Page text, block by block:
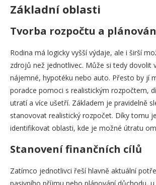
Základní oblasti
Tvorba rozpočtu a
Rodina má logicky vyšší výdaje, ale i širší
zdrojů než jednotlivec. Může si tedy dovolit
nájemné, hypotéku nebo auto. Přesto by jí
poradce pomoci s realistickým rozpočtem,
utratí a více ušetří. Základem je pravidelně
stanovovat realistický rozpočet. Díky tomu
identifikovat oblasti, kde je možné útratu
Stanovení finančních cílů
Zatímco jednotlivci řeší hlavně aktuální
pasivního příjmu nebo plánování důchodu,